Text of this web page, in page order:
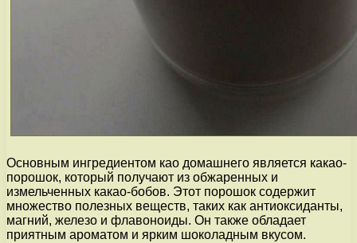
Основным ингредиентом као домашнего является какао-
порошок, который получают из обжаренных и
измельченных какао-бобов. Этот порошок содержит
множество полезных веществ, таких как антиоксиданты,
магний, железо и флавоноиды. Он также обладает
приятным ароматом и ярким шоколадным вкусом.